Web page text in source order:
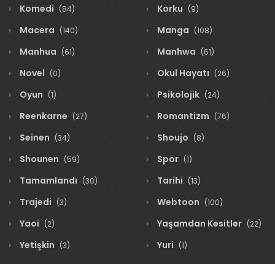
Komedi (84) Korku (9)
Macera (140) Manga (108)
Manhua (61) Manhwa (61)
Novel (0) Okul Hayatı (26)
Oyun (1) Psikolojik (24)
Reenkarne (27) Romantizm (76)
Seinen (34) Shoujo (8)
Shounen (59) Spor (1)
Tamamlandı (30) Tarihi (13)
Trajedi (3) Webtoon (100)
Yaoi (2) Yaşamdan Kesitler (22)
Yetişkin (3) Yuri (1)